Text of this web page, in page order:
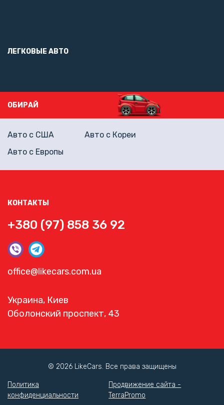
ЛЕГКОВЫЕ АВТО
КОНТАКТЫ
+380 (97) 858 36 92
office@likecars.com.ua
Украина, Киев
Оболонский проспект, 43
ОБИРАЙ
Авто с США
Авто с Кореи
Авто с Европы
© 2026 LikeCars. Все права защищены
Политика
конфиденциальности
Продвижение сайта -
TerraPromo